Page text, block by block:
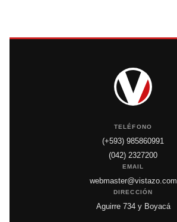
TELÉFONO
(+593) 985860991
(042) 2327200
EMAIL
webmaster@vistazo.com
DIRECCIÓN
Aguirre 734 y Boyacá